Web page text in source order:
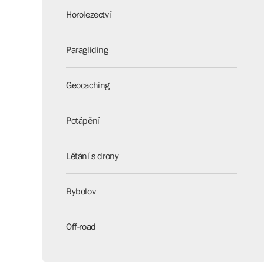
Horolezectví
Paragliding
Geocaching
Potápění
Létání s drony
Rybolov
Off-road